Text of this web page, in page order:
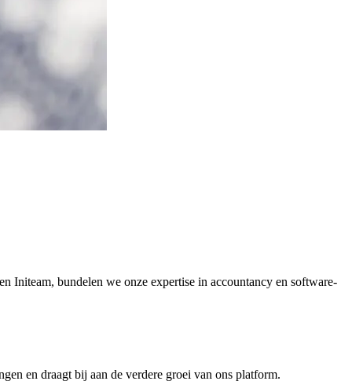
Initeam, bundelen we onze expertise in accountancy en software-
en draagt bij aan de verdere groei van ons platform.